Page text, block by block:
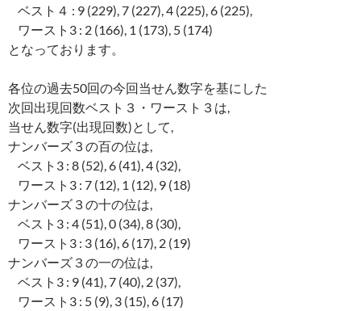
ベスト４ : 9 (229), 7 (227), 4 (225), 6 (225),
ワースト3 : 2 (166), 1 (173), 5 (174)
となっております。
各位の過去50回の今回当せん数字を基にした
次回出現回数ベスト３・ワースト３は,
当せん数字(出現回数)として,
ナンバーズ３の百の位は,
ベスト3 : 8 (52), 6 (41), 4 (32),
ワースト3 : 7 (12), 1 (12), 9 (18)
ナンバーズ３の十の位は,
ベスト3 : 4 (51), 0 (34), 8 (30),
ワースト3 : 3 (16), 6 (17), 2 (19)
ナンバーズ３の一の位は,
ベスト3 : 9 (41), 7 (40), 2 (37),
ワースト3 : 5 (9), 3 (15), 6 (17)